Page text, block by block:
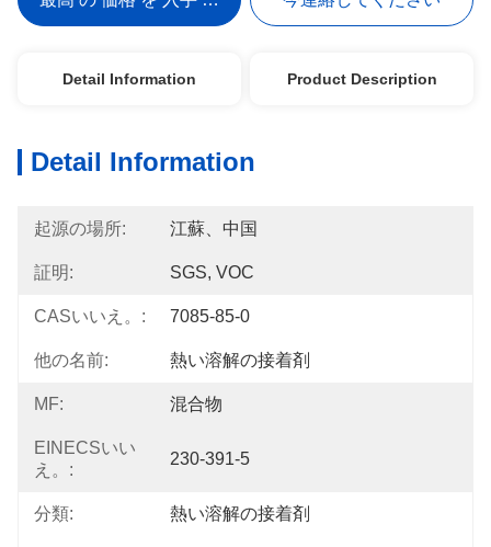
Detail Information Product Description
Detail Information
起源の場所: 江蘇、中国
証明: SGS, VOC
CASいいえ。: 7085-85-0
他の名前: 熱い溶解の接着剤
MF: 混合物
EINECSいい
え。:
230-391-5
分類: 熱い溶解の接着剤